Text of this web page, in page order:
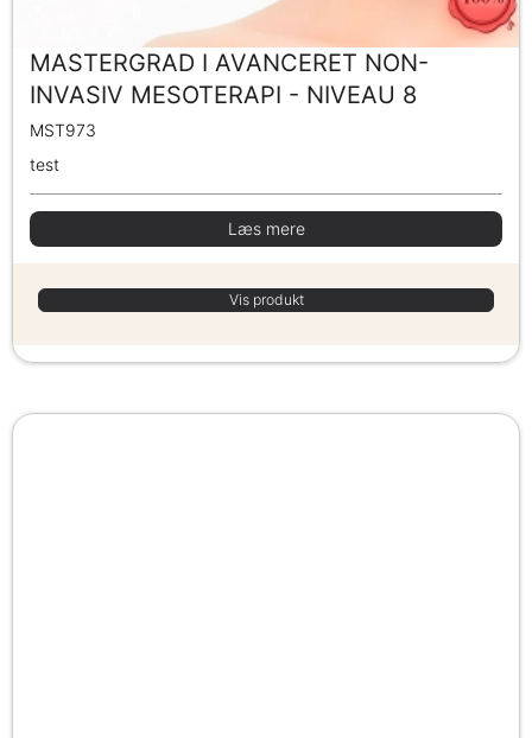
MASTERGRAD I AVANCERET NON-
INVASIV MESOTERAPI - NIVEAU 8
MST973
test
Læs mere
Vis produkt